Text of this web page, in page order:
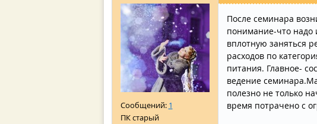
Сообщений: 1
ПК старый
После семинара
понимание-что надо
вплотную заняться
расходов по
питания. Главное-
ведение
полезно не только
время потрачено с